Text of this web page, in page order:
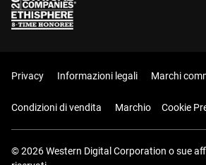
Privacy Informazioni legali Marchi
Condizioni di vendita Marchio Cookie
© 2026 Western Digital Corporation o sue